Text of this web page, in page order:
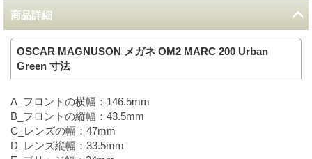
商品詳細
OSCAR MAGNUSON メガネ OM2 MARC 200 Urban
Green 寸法
A_フロントの横幅：146.5mm
B_フロントの縦幅：43.5mm
C_レンズの幅：47mm
D_レンズ縦幅：33.5mm